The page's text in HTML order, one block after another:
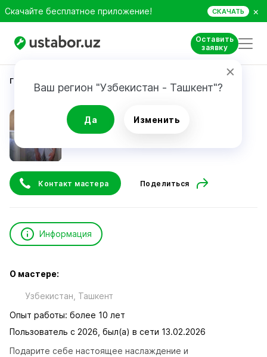
Скачайте бесплатное приложение! СКАЧАТЬ ×
Оставить
заявку
Ваш регион "Узбекистан - Ташкент"?
Да Изменить
Главная Красота и здоровье
Ababayva Umida
Контакт мастера Поделиться
Информация
О мастере:
Узбекистан, Ташкент
Опыт работы: более 10 лет
Пользователь с 2026, был(а) в сети 13.02.2026
Подарите себе настоящее наслаждение и